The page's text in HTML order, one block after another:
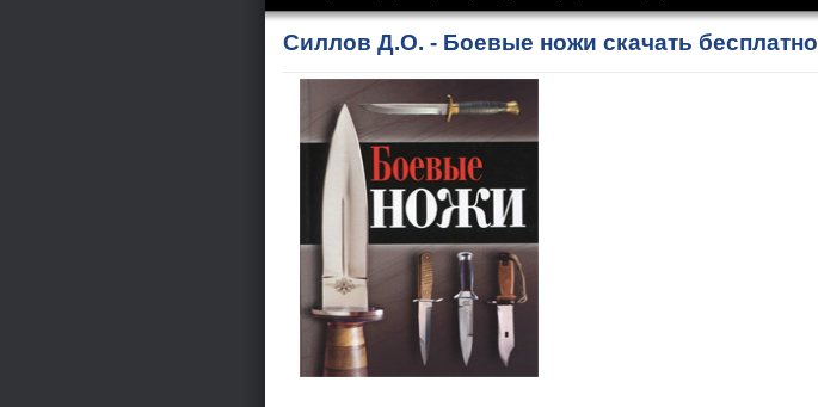
Силлов Д.О. - Боевые ножи скачать бесплатно